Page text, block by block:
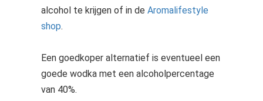
alcohol te krijgen of in de Aromalifestyle
shop.
Een goedkoper alternatief is eventueel een
goede wodka met een alcoholpercentage
van 40%.